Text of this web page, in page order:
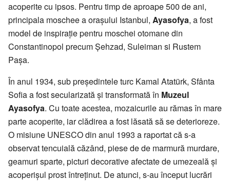
acoperite cu ipsos. Pentru timp de aproape 500 de ani,
principala moschee a oraşului Istanbul, Ayasofya, a fost
model de inspiraţie pentru moschei otomane din
Constantinopol precum Şehzad, Suleiman si Rustem
Paşa.
În anul 1934, sub preşedintele turc Kamal Atatürk, Sfânta
Sofia a fost secularizată şi transformată în Muzeul
Ayasofya. Cu toate acestea, mozaicurile au rămas în mare
parte acoperite, iar clădirea a fost lăsată să se deterioreze.
O misiune UNESCO din anul 1993 a raportat că s-a
observat tencuială căzând, piese de de marmură murdare,
geamuri sparte, picturi decorative afectate de umezeală şi
acoperişul prost întreţinut. De atunci, s-au început lucrări